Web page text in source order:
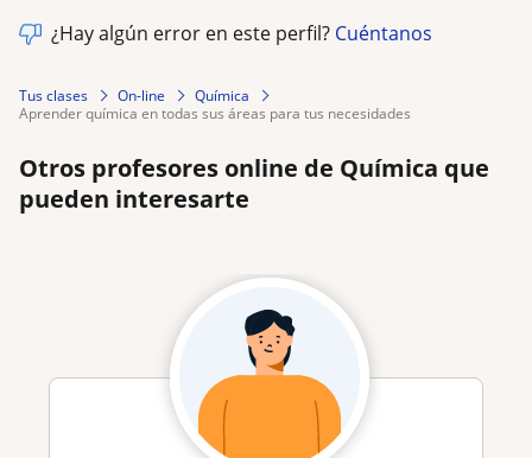
¿Hay algún error en este perfil? Cuéntanos
Tus clases On-line
Química
aprender química en todas sus áreas para tus necesidades
Otros profesores online de Química que
pueden interesarte